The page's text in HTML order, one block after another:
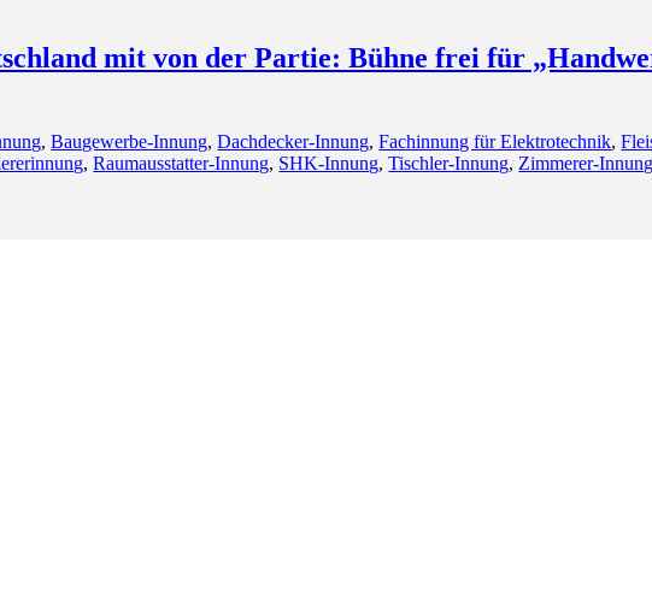
mit von der Partie: Bühne frei für
,Baugewerbe-Innung,Dachdecker-Innung,Fachinnung für Elektrotechnik,
,Raumausstatter-Innung, SHK-Innung,Tischler-Innung, Zimmerer-Innung